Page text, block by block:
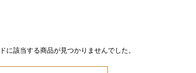
に該当する商品が見つかりませんでした。